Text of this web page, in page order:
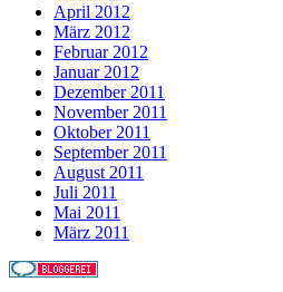
April 2012
März 2012
Februar 2012
Januar 2012
Dezember 2011
November 2011
Oktober 2011
September 2011
August 2011
Juli 2011
Mai 2011
März 2011